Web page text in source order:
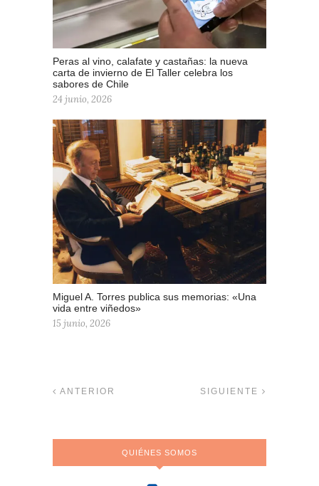
Peras al vino, calafate y castañas: la nueva
carta de invierno de El Taller celebra los
sabores de Chile
24 junio, 2026
Miguel A. Torres publica sus memorias: «Una
vida entre viñedos»
15 junio, 2026
ANTERIOR SIGUIENTE
QUIÉNES SOMOS